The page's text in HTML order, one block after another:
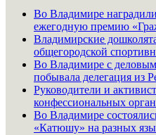
Во Владимире
ежегодную премию
Владимирские
общегородской
Во Владимире с
побывала делегация из
Руководители и
конфессиональных
Во Владимире
«Катюшу» на разных